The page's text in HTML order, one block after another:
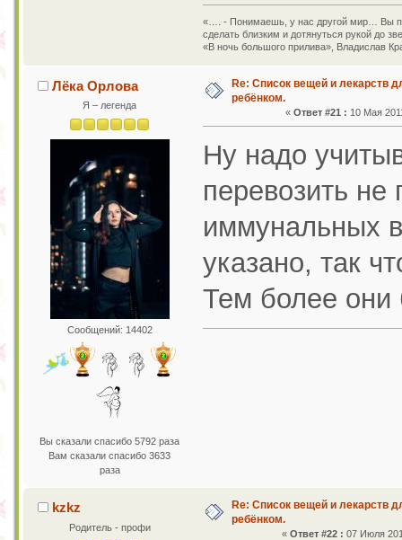
«…. - Понимаешь, у нас другой мир… Вы
сделать близким и дотянуться рукой до
«В ночь большого прилива», Владислав
Лёка Орлова
Я – легенда
Сообщений: 14402
Вы сказали спасибо 5792 раза
Вам сказали спасибо 3633
раза
Re: Список вещей и лекарств
ребёнком.
« Ответ #21 : 10 Мая
Ну надо
перевозить не
иммунальных
указано, так
Тем более они
kzkz
Родитель - профи
Re: Список вещей и лекарств
ребёнком.
«Ответ #22 : 07 Июля